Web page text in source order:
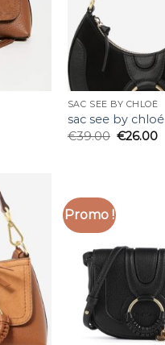
SAC SEE BY CHLOÉ
sac see by chloé
€39.00 €26.00
Promo !